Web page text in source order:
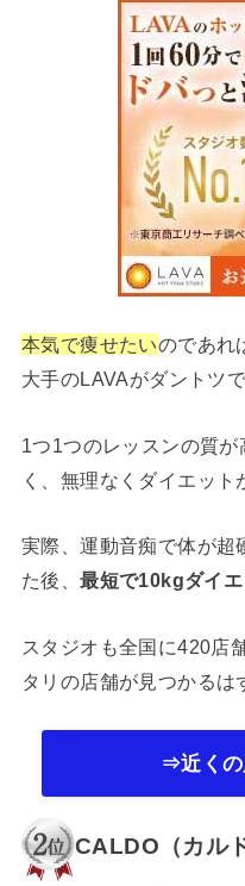
本気で痩せたいのであれ
大手のLAVAがダントツ
1つ1つのレッスンの質
く、無理なくダイエット
実際、運動音痴で体が超
た後、最短で10kgダイ
スタジオも全国に420店
タリの店舗が見つかるは
⇒近くの
CALDO（カル